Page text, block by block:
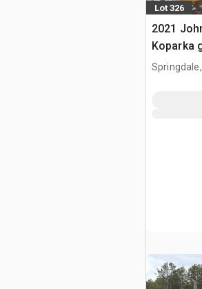
Lot 326
2021
Koparka
Springdale,